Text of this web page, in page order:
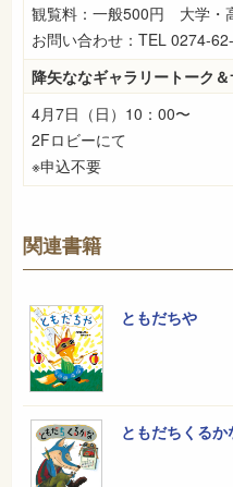
観覧料：一般500円 大学
お問い合わせ：TEL 0274-
降矢ななギャラリートーク
4月7日（日）10：00〜
2Fロビーにて
※申込不要
関連書籍
ともだちや
ともだちくるか